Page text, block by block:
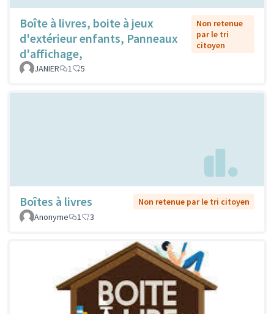
Boîte à livres, boite à jeux
d'extérieur enfants, Panneaux
d'affichage,
Non retenue
par le tri
citoyen
JANIER 1 5
Boîtes à livres
Non retenue par le tri citoyen
Anonyme
1 3